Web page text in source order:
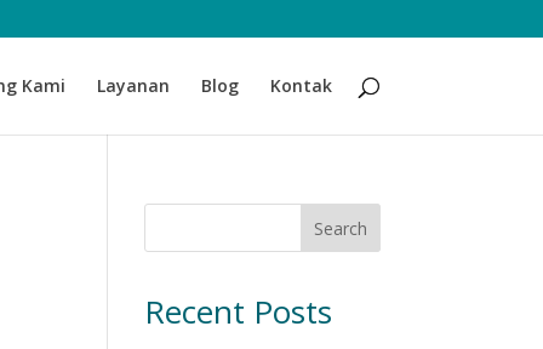
Kami Layanan Blog Kontak
Search
Recent Posts